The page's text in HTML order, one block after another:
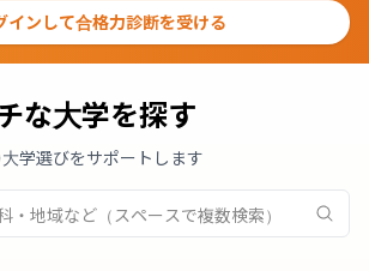
インして合格力診断を受ける
な大学を探す
学選びをサポートします